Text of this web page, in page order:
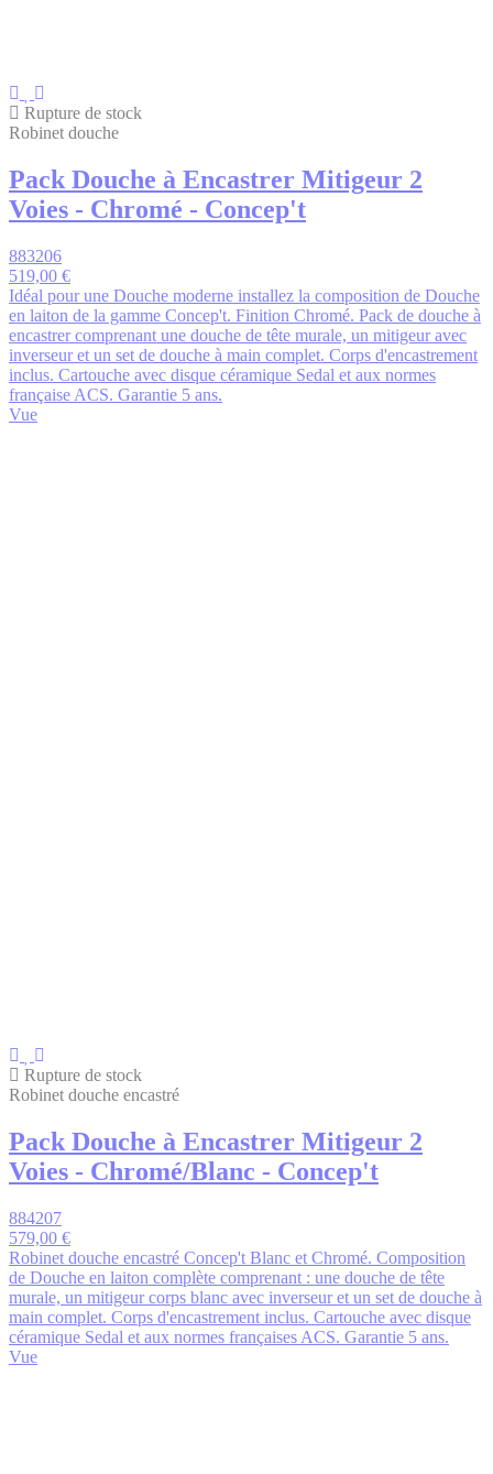
Rupture de stock
Robinet douche
Pack Douche à Encastrer Mitigeur 2
Voies - Chromé - Concep't
883206
519,00 €
Idéal pour une Douche moderne installez la composition de Douche
en laiton de la gamme Concep't. Finition Chromé. Pack de douche à
encastrer comprenant une douche de tête murale, un mitigeur avec
inverseur et un set de douche à main complet. Corps d'encastrement
inclus. Cartouche avec disque céramique Sedal et aux normes
française ACS. Garantie 5 ans.
Vue
Rupture de stock
Robinet douche encastré
Pack Douche à Encastrer Mitigeur 2
Voies - Chromé/Blanc - Concep't
884207
579,00 €
Robinet douche encastré Concep't Blanc et Chromé. Composition
de Douche en laiton complète comprenant : une douche de tête
murale, un mitigeur corps blanc avec inverseur et un set de douche à
main complet. Corps d'encastrement inclus. Cartouche avec disque
céramique Sedal et aux normes françaises ACS. Garantie 5 ans.
Vue